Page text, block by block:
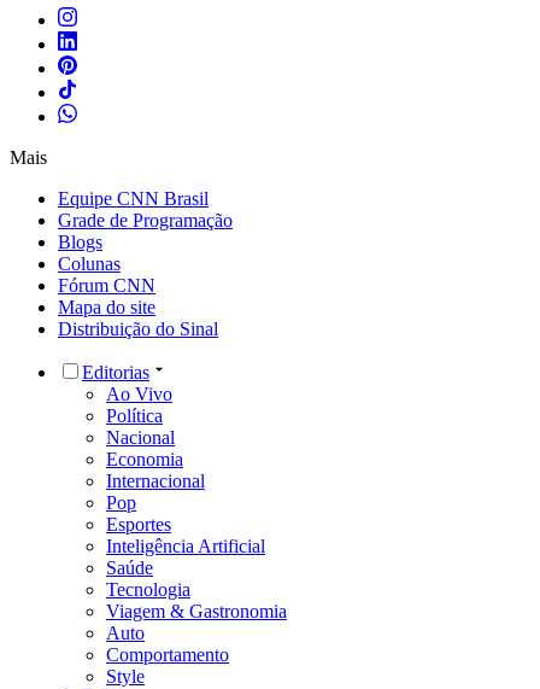
Mais
Equipe CNN Brasil
Grade de Programação
Blogs
Colunas
Fórum CNN
Mapa do site
Distribuição do Sinal
Editorias
Ao Vivo
Política
Nacional
Economia
Internacional
Pop
Esportes
Inteligência Artificial
Saúde
Tecnologia
Viagem & Gastronomia
Auto
Comportamento
Style